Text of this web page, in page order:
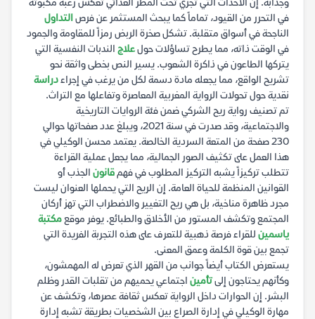
وجذابة. إن الأحداث التي تجري تحت المطر العدائي تعكس رغبة مكبوتة
في التحرر من القيود، تماماً كما يبحث المستثمر عن فرصالتداول
الناجحة في أسواق متقلبة. تشكل صخرة الربض رمزاً للمقاومة والجمود
في الوقت ذاته، مما يطرح تساؤلات حولعلاج الندبات النفسية التي
يتركها الطاعون في ذاكرة الشعوب. يسير النص بخطى واثقة نحو
تشريح الواقع، مما يجعله مادة دسمة لكل من يرغب في إجراءدراسة
نقدية حول تحولات الرواية المغربية المعاصرة وتفاعلها مع التراث.
تم تصنيف رواية ريح الشركي ضمن فئة الروايات التاريخية
والاجتماعية، وقد صدرت في سنة 2021، ويبلغ عدد صفحاتها حوالي
230 صفحة من المتعة السردية الخالصة. يعتمد محسن الوكيلي في
هذا العمل على تكثيف الصور الجمالية، مما يجعل عملية القراءة
تتطلب تركيزاً يشبه التركيز المطلوب في فهمقانون الجذب أو
القوانين المنظمة للحياة العامة. إن الريح التي يحملها العنوان ليست
مجرد ظاهرة مناخية، بل هي ريح التغيير والاضطراب التي تهز أركان
المجتمع وتكشف المستور من الأخلاق والطبائع. يوفر موقعمكتبة
ياسمين للقراء فرصة ذهبية للتعرف على هذه التجربة الفريدة التي
تجمع بين قوة الكلمة وعمق المعنى.
يستعرض الكتاب أيضاً جوانب من القهر الذي تعرض له المهمشون،
وكأنهم يحتاجون إلىتأمين اجتماعي يحميهم من تقلبات القدر وظلم
البشر. إن الحوارات داخل الرواية تعكس ثقافة عصرها، وتكشف عن
مهارة الوكيلي في إدارة الصراع بين الشخصيات بطريقة تشبه إدارة